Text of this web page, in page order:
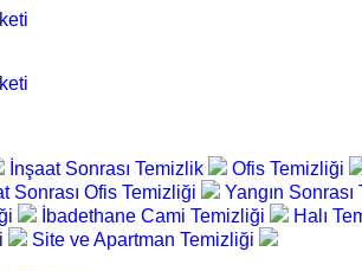
İnşaat Sonrası Temizlik Ofis Temizliği
Sonrası Ofis Temizliği Yangın Sonrası
İbadethane Cami Temizliği Halı
Site ve Apartman Temizliği